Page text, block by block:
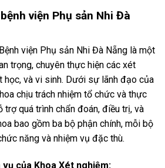
viện Phụ sản Nhi Đà
viện Phụ sản Nhi Đà Nẵng là một
trọng, chuyên thực hiện các xét
học, và vi sinh. Dưới sự lãnh đạo của
chịu trách nhiệm tổ chức và thực
trợ quá trình chẩn đoán, điều trị, và
bao gồm ba bộ phận chính, mỗi bộ
năng và nhiệm vụ đặc thù.
của Khoa Xét nghiệm: